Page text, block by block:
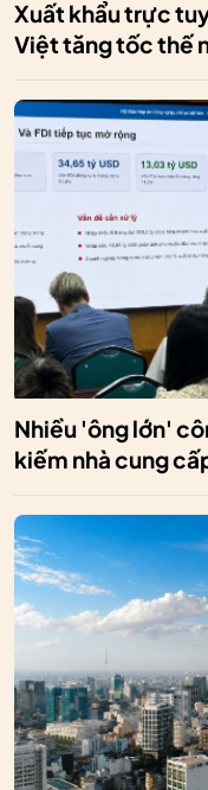
Xuất khẩu trực
Việt tăng tốc thế
Nhiều 'ông lớn'
kiếm nhà cung